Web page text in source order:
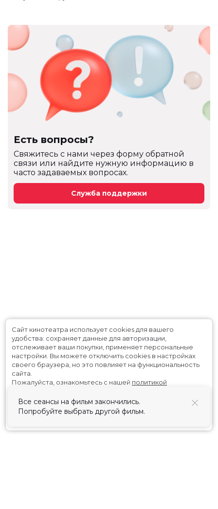
Есть вопросы?
Cвяжитесь с нами через форму обратной
связи или найдите нужную информацию в
часто задаваемых вопросах.
Служба поддержки
Все сеансы на фильм закончились.
Попробуйте выбрать другой фильм.
Сайт кинотеатра использует cookies для вашего
удобства: сохраняет данные для авторизации,
отслеживает ваши покупки, применяет персональные
настройки. Вы можете отключить cookies в настройках
своего браузера, но это повлияет на функциональность
сайта.
Пожалуйста, ознакомьтесь с нашей политикой
Принять